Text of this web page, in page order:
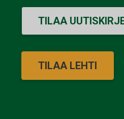
TILAA
TILAA LEHTI